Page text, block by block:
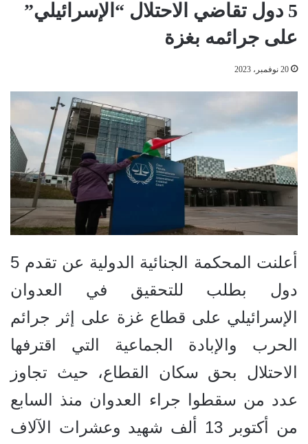
5 دول تقاضي الاحتلال “الإسرائيلي”
على جرائمه بغزة
20 نوفمبر، 2023
أعلنت المحكمة الجنائية الدولية عن تقدم 5
دول بطلب للتحقيق في العدوان
الإسرائيلي على قطاع غزة على إثر جرائم
الحرب والإبادة الجماعية التي اقترفها
الاحتلال بحق سكان القطاع، حيث تجاوز
عدد من سقطوا جراء العدوان منذ السابع
من أكتوبر 13 ألف شهيد وعشرات الآلاف